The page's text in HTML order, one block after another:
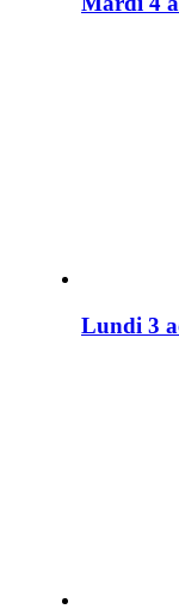
Lundi 3